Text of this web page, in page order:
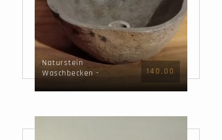
Naturstein
Waschbecken -
140,00